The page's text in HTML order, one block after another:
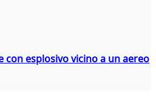
esplosivo vicino a un aereo